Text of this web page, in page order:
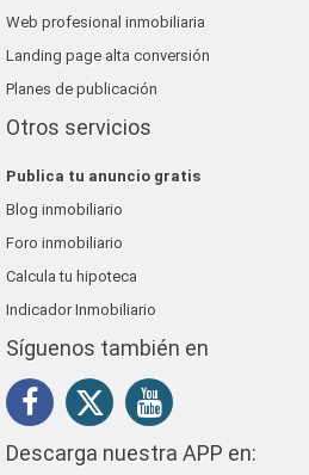
Web profesional inmobiliaria
Landing page alta conversión
Planes de publicación
Otros servicios
Publica tu anuncio gratis
Blog inmobiliario
Foro inmobiliario
Calcula tu hipoteca
Indicador Inmobiliario
Síguenos también en
Descarga nuestra APP en: